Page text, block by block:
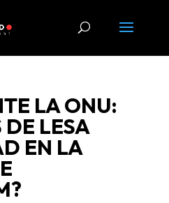
LA ONU:
DE LESA
EN LA